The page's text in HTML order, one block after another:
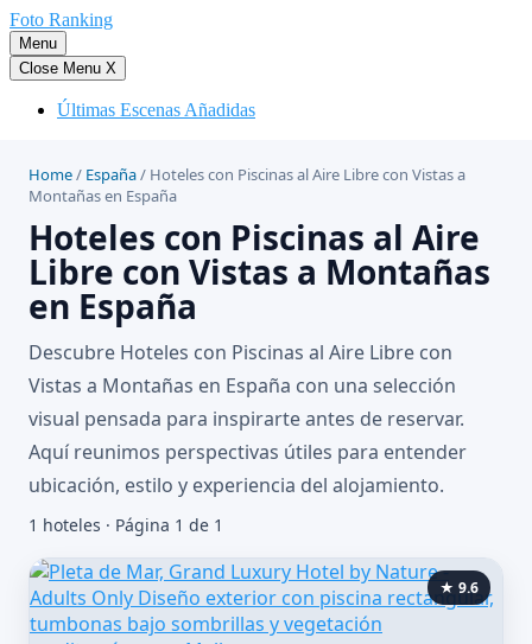
Saltar
al
contenido
Foto Ranking
Menu
Close Menu X
Últimas Escenas Añadidas
Home/ España/ Hoteles con Piscinas al Aire Libre con Vistas a
Montañas en España
Hoteles con Piscinas al Aire
Libre con Vistas a Montañas
en España
Descubre Hoteles con Piscinas al Aire Libre con
Vistas a Montañas en España con una selección
visual pensada para inspirarte antes de reservar.
Aquí reunimos perspectivas útiles para entender
ubicación, estilo y experiencia del alojamiento.
1 hoteles · Página 1 de 1
★ 9.6